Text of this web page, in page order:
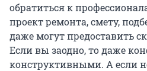
обратиться к
проект ремонта, смету,
даже могут предоставить
Если вы заодно, то даже
конструктивными. А если